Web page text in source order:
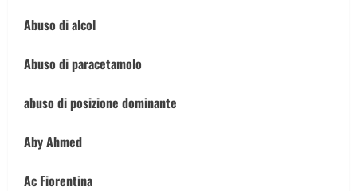
Abuso di alcol
Abuso di paracetamolo
abuso di posizione dominante
Aby Ahmed
Ac Fiorentina